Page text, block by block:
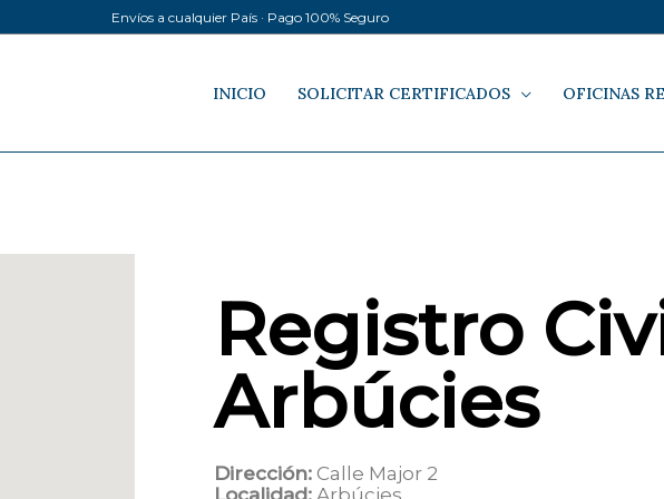
Envíos a cualquier País · Pago 100% Seguro
INICIO SOLICITAR CERTIFICADOS OFICINAS
Registro
Arbúcies
Dirección: Calle Major 2
Localidad: Arbúcies